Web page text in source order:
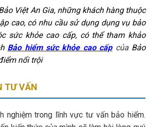
Việt An Gia, những khách hàng thuộc
cao, có nhu cầu sử dụng dụng vụ bảo
sức khỏe cao cấp, có thể tham khảo
Bảo hiểm sức khỏe cao cấpcủa Bảo
nổi trội
TƯ VẤN
nghiệm trong lĩnh vực tư vấn bảo hiểm.